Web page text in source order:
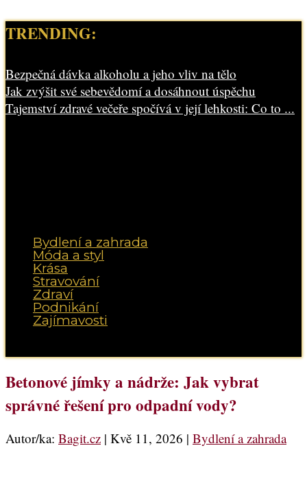
TRENDING:
Bezpečná dávka alkoholu a jeho vliv na tělo
Jak zvýšit své sebevědomí a dosáhnout úspěchu
Tajemství zdravé večeře spočívá v její lehkosti: Co to ...
Bydlení a zahrada
Móda a styl
Krása
Stravování
Zdraví
Podnikání
Zajímavosti
Betonové jímky a nádrže: Jak vybrat
správné řešení pro odpadní vody?
Autor/ka: Bagit.cz | Kvě 11, 2026 | Bydlení a zahrada